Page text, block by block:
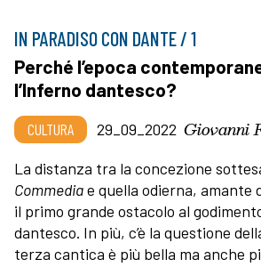
IN PARADISO CON DANTE / 1
Perché l’epoca
l’Inferno dantesco?
CULTURA 29_09_2022 Giovanni
La distanza tra la concezione
Commediae quella odierna, amante
il primo grande ostacolo al
dantesco. In più, c’è la questione
terza cantica è più bella ma anche